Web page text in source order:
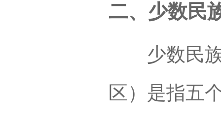
二、少数民
少数民族
区）是指五